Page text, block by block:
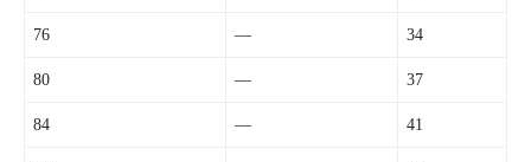
76 — 34
80 — 37
84 — 41